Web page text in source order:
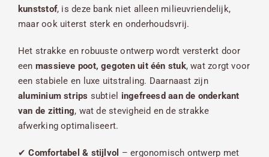
kunststof, is deze bank niet alleen milieuvriendelijk,
maar ook uiterst sterk en onderhoudsvrij.
Het strakke en robuuste ontwerp wordt versterkt door
een massieve poot, gegoten uit één stuk, wat zorgt voor
een stabiele en luxe uitstraling. Daarnaast zijn
aluminium strips subtiel ingefreesd aan de onderkant
van de zitting, wat de stevigheid en de strakke
afwerking optimaliseert.
✔Comfortabel & stijlvol – ergonomisch ontwerp met